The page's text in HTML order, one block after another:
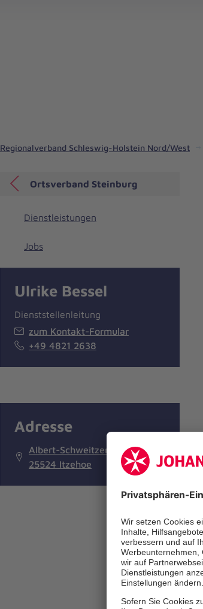
Regionalverband Schleswig-Holstein Nord/West
Ortsverband Steinburg
Dienstleistungen
Jobs
Ulrike Bessel
Dienststellenleitung
zum Kontakt-Formular
+49 4821 2638
Adresse
Albert-Schweitzer-Ring 49
25524 Itzehoe